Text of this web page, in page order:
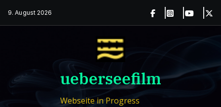
9. August 2026
ueberseefilm
Webseite in Progress